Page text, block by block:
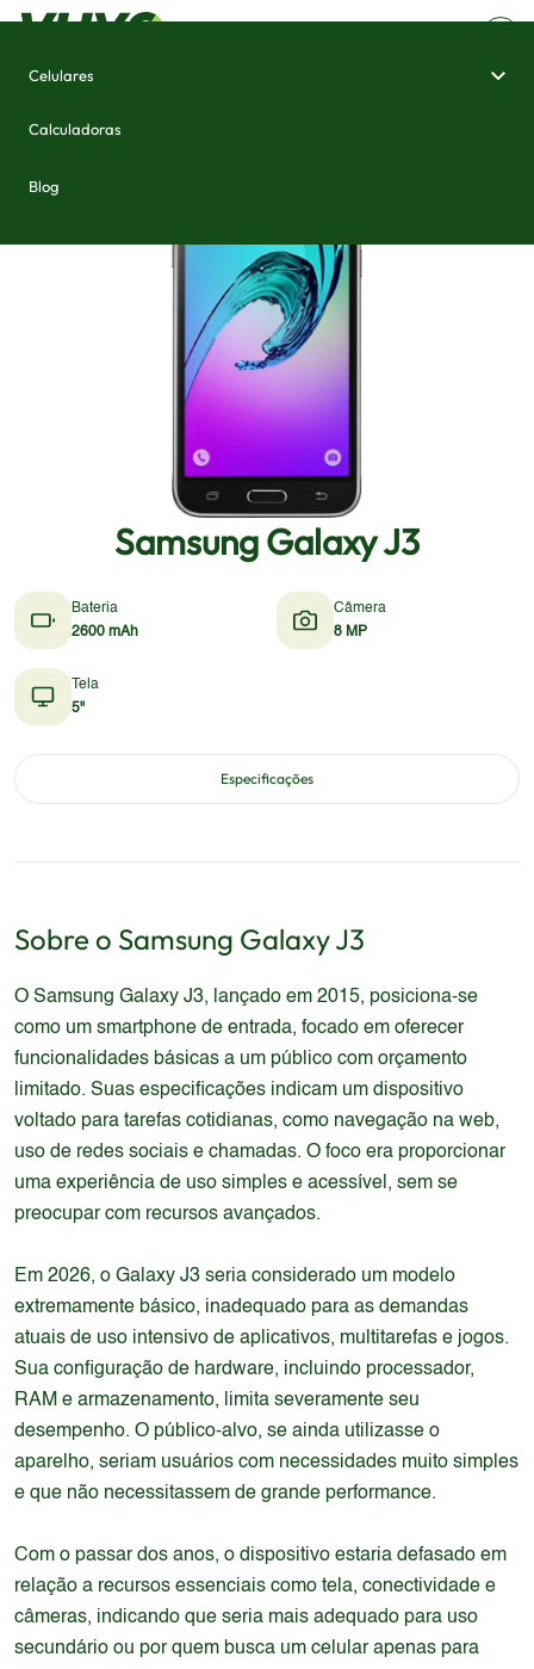
Celulares
Calculadoras
Blog
Samsung Galaxy J3
Bateria
2600 mAh
Câmera
8 MP
Tela
5"
Especificações
Sobre o Samsung Galaxy J3
O Samsung Galaxy J3, lançado em 2015, posiciona-se
como um smartphone de entrada, focado em oferecer
funcionalidades básicas a um público com orçamento
limitado. Suas especificações indicam um dispositivo
voltado para tarefas cotidianas, como navegação na web,
uso de redes sociais e chamadas. O foco era proporcionar
uma experiência de uso simples e acessível, sem se
preocupar com recursos avançados.
Em 2026, o Galaxy J3 seria considerado um modelo
extremamente básico, inadequado para as demandas
atuais de uso intensivo de aplicativos, multitarefas e jogos.
Sua configuração de hardware, incluindo processador,
RAM e armazenamento, limita severamente seu
desempenho. O público-alvo, se ainda utilizasse o
aparelho, seriam usuários com necessidades muito simples
e que não necessitassem de grande performance.
Com o passar dos anos, o dispositivo estaria defasado em
relação a recursos essenciais como tela, conectividade e
câmeras, indicando que seria mais adequado para uso
secundário ou por quem busca um celular apenas para